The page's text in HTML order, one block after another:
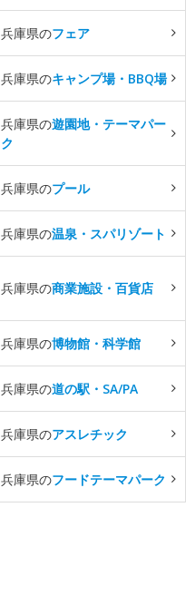
兵庫県のフェア
兵庫県のキャンプ場・BBQ場
兵庫県の遊園地・テーマパー
ク
兵庫県のプール
兵庫県の温泉・スパリゾート
兵庫県の商業施設・百貨店
兵庫県の博物館・科学館
兵庫県の道の駅・SA/PA
兵庫県のアスレチック
兵庫県のフードテーマパーク